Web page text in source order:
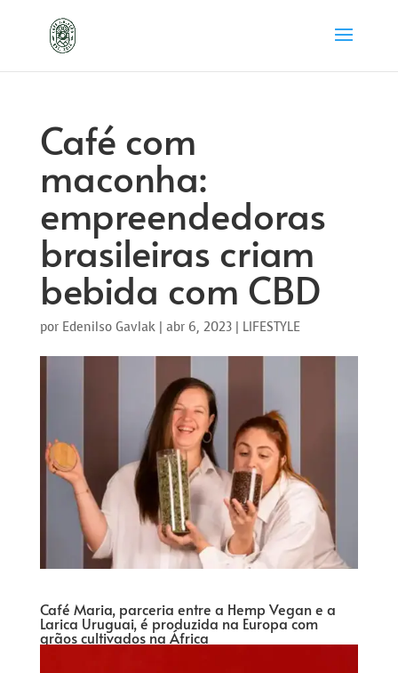
Café com
maconha:
empreendedoras
brasileiras criam
bebida com CBD
por Edenilso Gavlak| abr 6, 2023| LIFESTYLE
Café Maria, parceria entre a Hemp Vegan e a
Larica Uruguai, é produzida na Europa com
grãos cultivados na África